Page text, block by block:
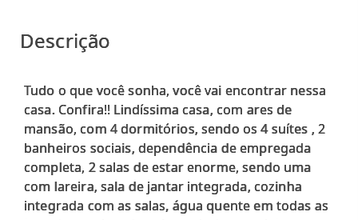
Descrição
Tudo o que você sonha, você vai encontrar nessa
casa. Confira!! Lindíssima casa, com ares de
mansão, com 4 dormitórios, sendo os 4 suítes , 2
banheiros sociais, dependência de empregada
completa, 2 salas de estar enorme, sendo uma
com lareira, sala de jantar integrada, cozinha
integrada com as salas, água quente em todas as